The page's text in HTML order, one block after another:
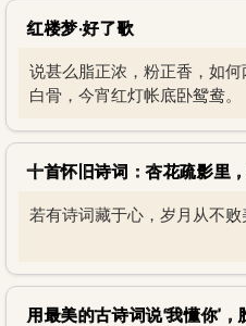
红楼梦·好了歌
说甚么脂正浓，粉正香，如
白骨，今宵红灯帐底卧鸳鸯。
十首怀旧诗词：杏花疏影里
若有诗词藏于心，岁月从不败
用最美的古诗词说‘我懂你’，